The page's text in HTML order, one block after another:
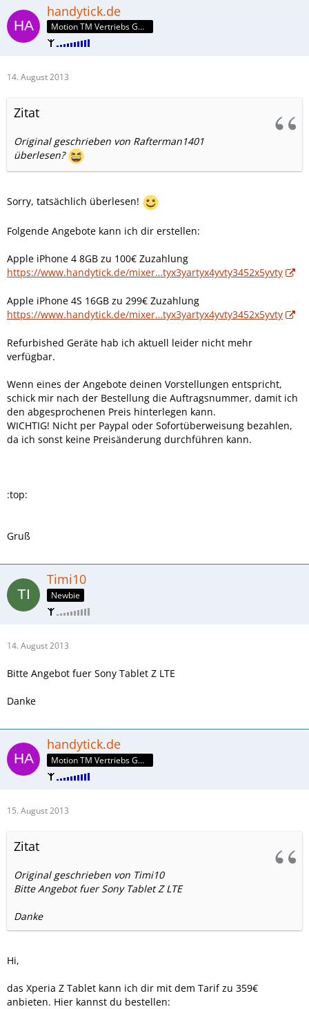
handytick.de
Motion TM Vertriebs GmbH
14. August 2013
Zitat
Original geschrieben von Rafterman1401
überlesen?
Sorry, tatsächlich überlesen!
Folgende Angebote kann ich dir erstellen:
Apple iPhone 4 8GB zu 100€ Zuzahlung
https://www.handytick.de/mixer…tyx3yartyx4yvty3452x5yvty
Apple iPhone 4S 16GB zu 299€ Zuzahlung
https://www.handytick.de/mixer…tyx3yartyx4yvty3452x5yvty
Refurbished Geräte hab ich aktuell leider nicht mehr
verfügbar.
Wenn eines der Angebote deinen Vorstellungen entspricht,
schick mir nach der Bestellung die Auftragsnummer, damit ich
den abgesprochenen Preis hinterlegen kann.
WICHTIG! Nicht per Paypal oder Sofortüberweisung bezahlen,
da ich sonst keine Preisänderung durchführen kann.
:top:
Gruß
Timi10
Newbie
14. August 2013
Bitte Angebot fuer Sony Tablet Z LTE
Danke
handytick.de
Motion TM Vertriebs GmbH
15. August 2013
Zitat
Original geschrieben von Timi10
Bitte Angebot fuer Sony Tablet Z LTE
Danke
Hi,
das Xperia Z Tablet kann ich dir mit dem Tarif zu 359€
anbieten. Hier kannst du bestellen: